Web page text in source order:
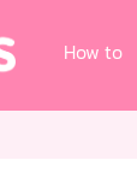
How to